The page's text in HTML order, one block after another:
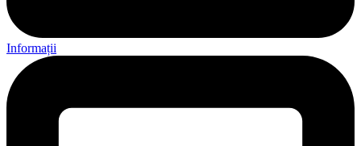
Informații